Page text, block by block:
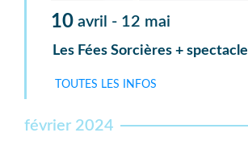
10 avril - 12 mai
Les Fées Sorcières + spectacle
TOUTES LES INFOS
février 2024